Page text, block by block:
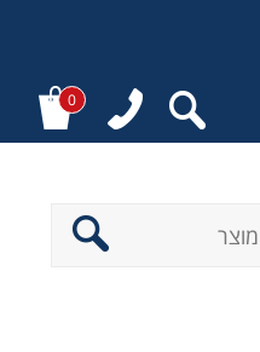
0